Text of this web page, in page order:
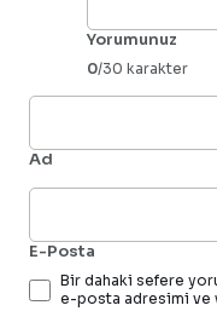
Yorumunuz
0/30 karakter
Ad
E-Posta
Bir dahaki sefere
e-posta adresimi ve